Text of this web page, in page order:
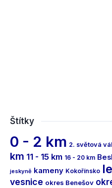
Štítky
0 - 2 km 2. světová
km 11 - 15 km 16 - 20 km
jeskyně kameny Kokořínsko
vesnice okres Benešov